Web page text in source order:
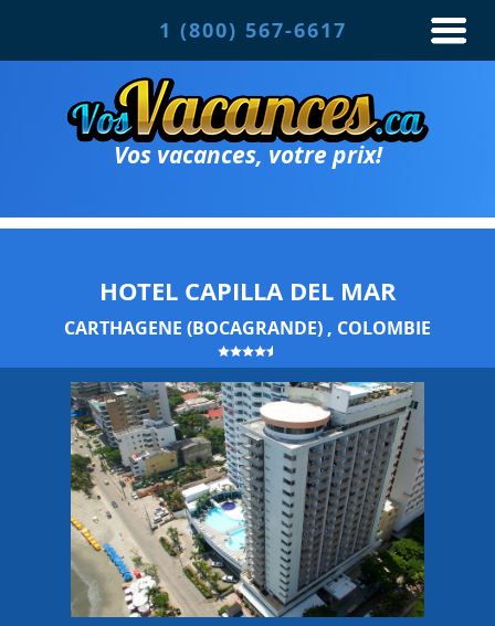
1 (800) 567-6617
Vos vacances, votre prix!
HOTEL CAPILLA DEL MAR
CARTHAGENE (BOCAGRANDE) , COLOMBIE